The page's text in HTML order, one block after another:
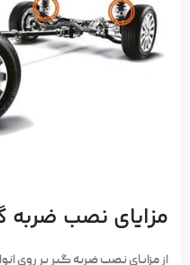
مزایای نصب ضربه
از مزایای نصب ضربه گیر بر روی